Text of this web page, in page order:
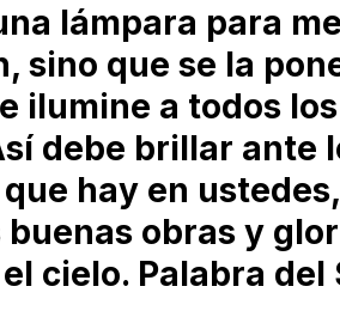
lámpara para
sino que se la
ilumine a todos
debe brillar ante
hay en
buenas obras y
cielo. Palabra del